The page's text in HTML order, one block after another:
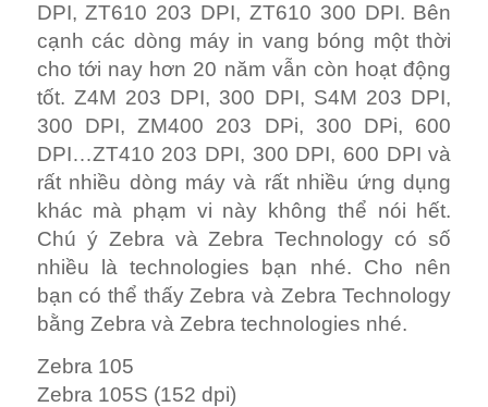
DPI, ZT610 203 DPI, ZT610 300 DPI. Bên
cạnh các dòng máy in vang bóng một thời
cho tới nay hơn 20 năm vẫn còn hoạt động
tốt. Z4M 203 DPI, 300 DPI, S4M 203 DPI,
300 DPI, ZM400 203 DPi, 300 DPi, 600
DPI…ZT410 203 DPI, 300 DPI, 600 DPI và
rất nhiều dòng máy và rất nhiều ứng dụng
khác mà phạm vi này không thể nói hết.
Chú ý Zebra và Zebra Technology có số
nhiều là technologies bạn nhé. Cho nên
bạn có thể thấy Zebra và Zebra Technology
bằng Zebra và Zebra technologies nhé.
Zebra 105
Zebra 105S (152 dpi)